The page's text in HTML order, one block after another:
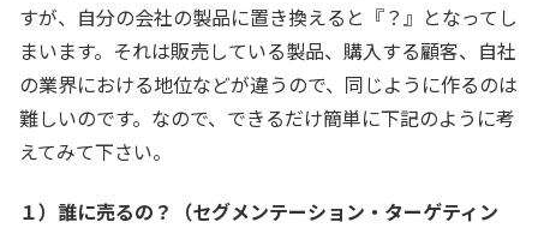
すが、自分の会社の製品に置き換えると『？』となってし
まいます。それは販売している製品、購入する顧客、自社
の業界における地位などが違うので、同じように作るのは
難しいのです。なので、できるだけ簡単に下記のように考
えてみて下さい。
１）誰に売るの？（セグメンテーション・ターゲティン